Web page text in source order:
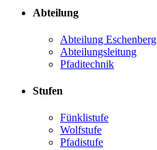
Abteilung
Abteilung Eschenberg
Abteilungsleitung
Pfaditechnik
Stufen
Fünklistufe
Wolfstufe
Pfadistufe